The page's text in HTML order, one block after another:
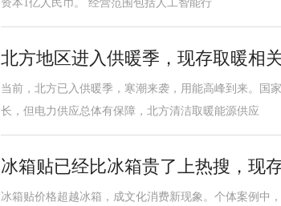
资本1亿人民币。 经营范围包括人工智能行
北方地区进入供暖季，现存取暖相
当前，北方已入供暖季，寒潮来袭，用能高峰到来。国
长，但电力供应总体有保障，北方清洁取暖能源供应
冰箱贴已经比冰箱贵了上热搜，现
冰箱贴价格超越冰箱，成文化消费新现象。个体案例中